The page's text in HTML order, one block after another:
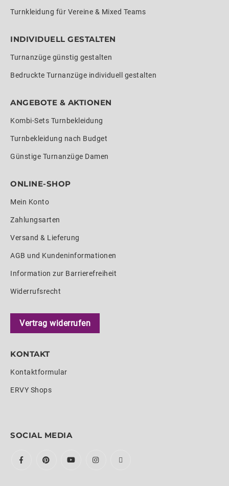
Turnkleidung für Vereine & Mixed Teams
INDIVIDUELL GESTALTEN
Turnanzüge günstig gestalten
Bedruckte Turnanzüge individuell gestalten
ANGEBOTE & AKTIONEN
Kombi-Sets Turnbekleidung
Turnbekleidung nach Budget
Günstige Turnanzüge Damen
ONLINE-SHOP
Mein Konto
Zahlungsarten
Versand & Lieferung
AGB und Kundeninformationen
Information zur Barrierefreiheit
Widerrufsrecht
Vertrag widerrufen
KONTAKT
Kontaktformular
ERVY Shops
SOCIAL MEDIA